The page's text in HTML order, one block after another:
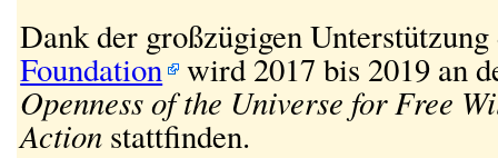
Dank der großzügigen
Foundation wird 2017 bis 2019 an
Openness of the Universe for Free
Action stattfinden.